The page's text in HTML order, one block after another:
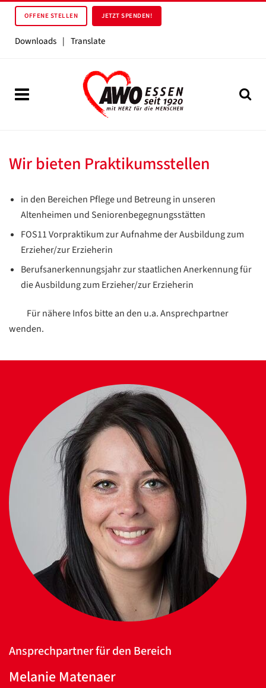
OFFENE STELLEN JETZT SPENDEN!
Downloads | Translate
Wir bieten Praktikumsstellen
in den Bereichen Pflege und Betreung in unseren
Altenheimen und Seniorenbegegnungsstätten
FOS11 Vorpraktikum zur Aufnahme der Ausbildung zum
Erzieher/zur Erzieherin
Berufsanerkennungsjahr zur staatlichen Anerkennung für
die Ausbildung zum Erzieher/zur Erzieherin
Für nähere Infos bitte an den u.a. Ansprechpartner
wenden.
Ansprechpartner für den Bereich
Melanie Matenaer